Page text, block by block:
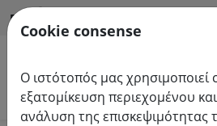
EL
Αναζήτηση προϊόντων
Cookie consense
Ο ιστότοπός μας χρησιμοποιεί
εξατομίκευση περιεχομένου
ανάλυση της επισκεψιμότητας